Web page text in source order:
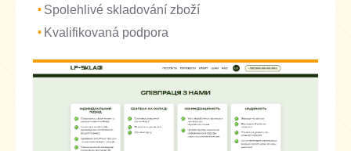
Spolehlivé skladování zboží
Kvalifikovaná podpora